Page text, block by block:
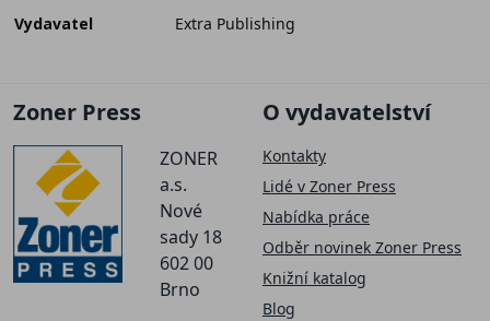
Vydavatel
Extra Publishing
Zoner Press
ZONER
a.s.
Nové
sady 18
602 00
Brno
O vydavatelství
Kontakty
Lidé v Zoner Press
Nabídka práce
Odběr novinek Zoner Press
Knižní katalog
Blog